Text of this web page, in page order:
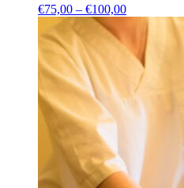
€75,00 – €100,00Preisspanne:
€75,00
€100,00